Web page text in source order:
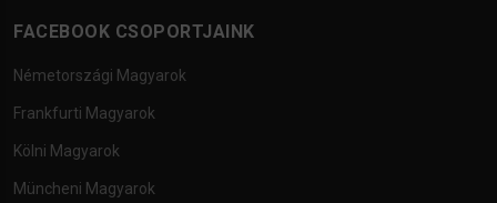
FACEBOOK CSOPORTJAINK
Németországi Magyarok
Frankfurti Magyarok
Kölni Magyarok
Müncheni Magyarok